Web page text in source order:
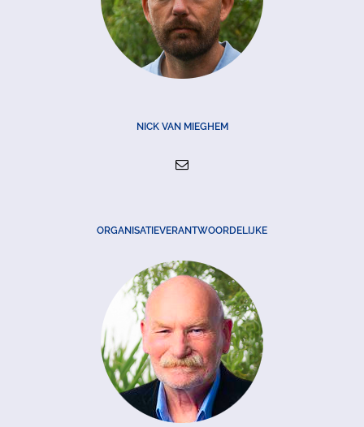
NICK VAN MIEGHEM
ORGANISATIEVERANTWOORDELIJKE